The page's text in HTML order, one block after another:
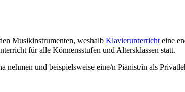
Musikinstrumenten, weshalb Klavierunterrichteine
für alle Könnensstufen und Altersklassen statt.
und beispielsweise eine/n Pianist/in als